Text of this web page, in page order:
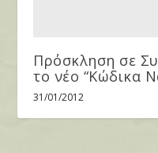
Πρόσκληση σε
το νέο “Κώδικα
31/01/2012